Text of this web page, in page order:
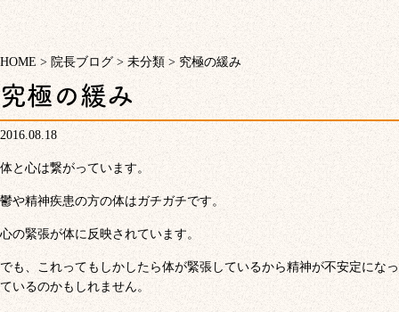
HOME > 院長ブログ> 未分類 > 究極の緩み
究極の緩み
2016.08.18
体と心は繋がっています。
鬱や精神疾患の方の体はガチガチです。
心の緊張が体に反映されています。
でも、これってもしかしたら体が緊張しているから精神が不安定になっ
ているのかもしれません。